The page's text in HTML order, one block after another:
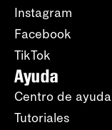
Instagram
Facebook
TikTok
Ayuda
Centro de ayuda
Tutoriales